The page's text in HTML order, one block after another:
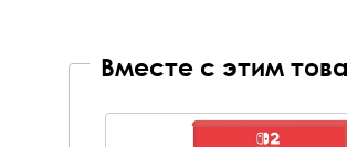
Вместе с этим